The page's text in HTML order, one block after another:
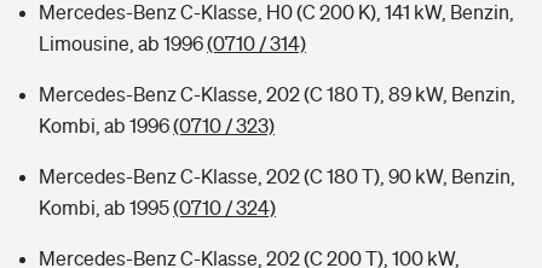
Mercedes-Benz C-Klasse, H0 (C 200 K), 141 kW, Benzin,
Limousine, ab 1996(0710 / 314)
Mercedes-Benz C-Klasse, 202 (C 180 T), 89 kW, Benzin,
Kombi, ab 1996(0710 / 323)
Mercedes-Benz C-Klasse, 202 (C 180 T), 90 kW, Benzin,
Kombi, ab 1995(0710 / 324)
Mercedes-Benz C-Klasse, 202 (C 200 T), 100 kW,